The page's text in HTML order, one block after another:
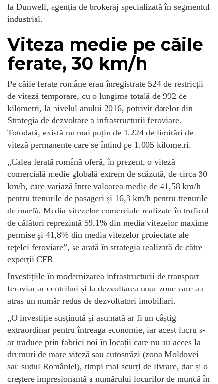
la Dunwell, agenția de brokeraj specializată în segmentul
industrial.
Viteza medie pe căile
ferate, 30 km/h
Pe căile ferate române erau înregistrate 524 de restricții
de viteză temporare, cu o lungime totală de 992 de
kilometri, la nivelul anului 2016, potrivit datelor din
Strategia de dezvoltare a infrastructurii feroviare.
Totodată, există nu mai puțin de 1.224 de limitări de
viteză permanente care se întind pe 1.005 kilometri.
„Calea ferată română oferă, în prezent, o viteză
comercială medie globală extrem de scăzută, de circa 30
km/h, care variază între valoarea medie de 41,58 km/h
pentru trenurile de pasageri şi 16,8 km/h pentru trenurile
de marfă. Media vitezelor comerciale realizate în traficul
de călători reprezintă 59,1% din media vitezelor maxime
permise şi 41,8% din media vitezelor proiectate ale
reţelei feroviare”, se arată în strategia realizată de către
experții CFR.
Investițiile în modernizarea infrastructurii de transport
feroviar ar contribui și la dezvoltarea unor zone care au
atras un număr redus de dezvoltatori imobiliari.
„O investiție susținută și asumată ar fi un câștig
extraordinar pentru întreaga economie, iar acest lucru s-
ar traduce prin fabrici noi în locații care nu au acces la
drumuri de mare viteză sau autostrăzi (zona Moldovei
sau sudul României), timpi mai scurți de livrare, dar și o
creștere impresionantă a numărului locurilor de muncă în